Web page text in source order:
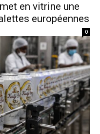
en vitrine une
européennes
0